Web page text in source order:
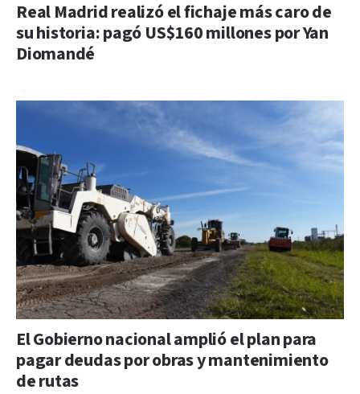
Real Madrid realizó el fichaje más caro de
su historia: pagó US$160 millones por Yan
Diomandé
El Gobierno nacional amplió el plan para
pagar deudas por obras y mantenimiento
de rutas